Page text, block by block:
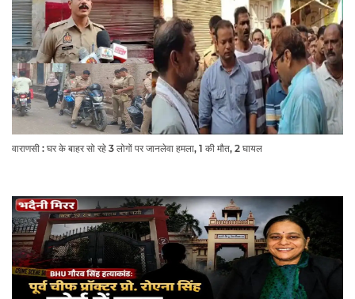
वाराणसी : घर के बाहर सो रहे 3 लोगों पर जानलेवा हमला, 1 की मौत, 2 घायल